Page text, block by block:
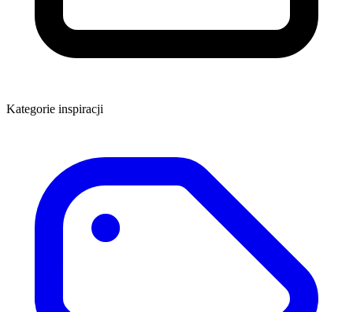
Kategorie inspiracji